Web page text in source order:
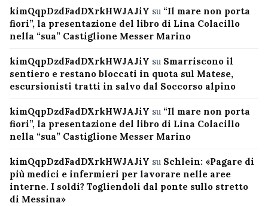
kimQqpDzdFadDXrkHWJAJiY su “Il mare non porta
fiori”, la presentazione del libro di Lina Colacillo
nella “sua” Castiglione Messer Marino
kimQqpDzdFadDXrkHWJAJiY su Smarriscono il
sentiero e restano bloccati in quota sul Matese,
escursionisti tratti in salvo dal Soccorso alpino
kimQqpDzdFadDXrkHWJAJiY su “Il mare non porta
fiori”, la presentazione del libro di Lina Colacillo
nella “sua” Castiglione Messer Marino
kimQqpDzdFadDXrkHWJAJiY su Schlein: «Pagare di
più medici e infermieri per lavorare nelle aree
interne. I soldi? Togliendoli dal ponte sullo stretto
di Messina»